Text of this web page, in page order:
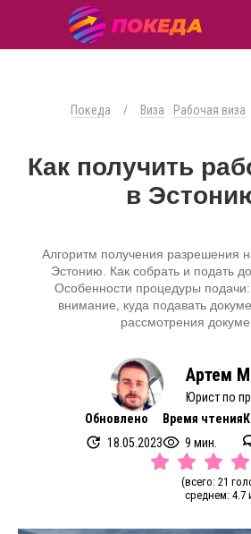
Покеда / Виза Рабочая виза
Как получить
в
Алгоритм получения разрешения
Эстонию. Как собрать и подать
Особенности процедуры подачи:
внимание, куда подавать
рассмотрения
Артем
Юрист по
Обновлено
18.05.2023
Время чтения
9 мин.
(всего: 21
среднем: 4.7